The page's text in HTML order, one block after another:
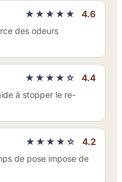
★★★★★ 4.6
des odeurs
★★★★☆ 4.4
à stopper le re-
★★★★☆ 4.2
de pose impose de